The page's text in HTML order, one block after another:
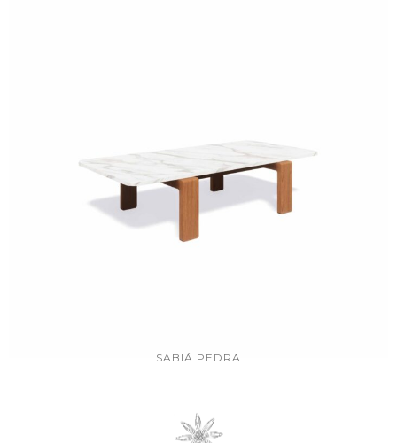
SABIÁ PEDRA